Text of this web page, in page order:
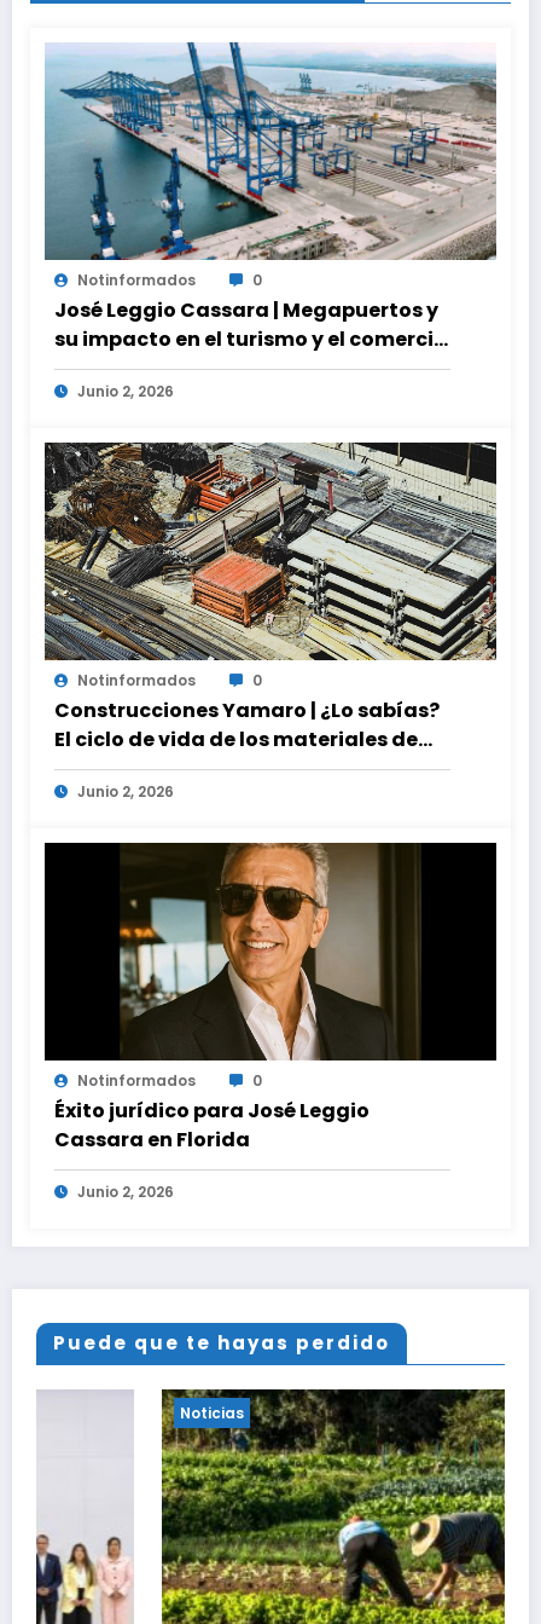
Notinformados 0
José Leggio Cassara | Megapuertos y
su impacto en el turismo y el comercio
global
Junio 2, 2026
Notinformados 0
Construcciones Yamaro | ¿Lo sabías?
El ciclo de vida de los materiales de
construcción revoluciona eficiencia
en proyectos modernos
Junio 2, 2026
Notinformados 0
Éxito jurídico para José Leggio
Cassara en Florida
Junio 2, 2026
Puede que te hayas perdido